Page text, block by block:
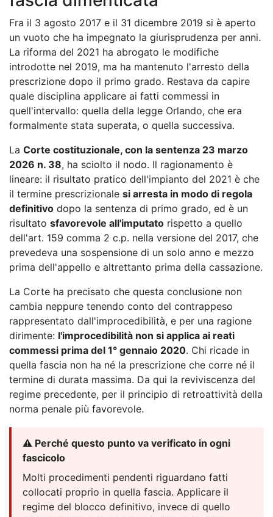
Fra il 3 agosto 2017 e il 31 dicembre 2019 si è aperto
un vuoto che ha impegnato la giurisprudenza per anni.
La riforma del 2021 ha abrogato le modifiche
introdotte nel 2019, ma ha mantenuto l'arresto della
prescrizione dopo il primo grado. Restava da capire
quale disciplina applicare ai fatti commessi in
quell'intervallo: quella della legge Orlando, che era
formalmente stata superata, o quella successiva.
La Corte costituzionale, con la sentenza 23 marzo
2026 n. 38, ha sciolto il nodo. Il ragionamento è
lineare: il risultato pratico dell'impianto del 2021 è che
il termine prescrizionale si arresta in modo di regola
definitivo dopo la sentenza di primo grado, ed è un
risultato sfavorevole all'imputato rispetto a quello
dell'art. 159 comma 2 c.p. nella versione del 2017, che
prevedeva una sospensione di un solo anno e mezzo
prima dell'appello e altrettanto prima della cassazione.
La Corte ha precisato che questa conclusione non
cambia neppure tenendo conto del contrappeso
rappresentato dall'improcedibilità, e per una ragione
dirimente: l'improcedibilità non si applica ai reati
commessi prima del 1° gennaio 2020. Chi ricade in
quella fascia non ha né la prescrizione che corre né il
termine di durata massima. Da qui la reviviscenza del
regime precedente, per il principio di retroattività della
norma penale più favorevole.
⚠️ Perché questo punto va verificato in ogni
fascicolo
Molti procedimenti pendenti riguardano fatti
collocati proprio in quella fascia. Applicare il
regime del blocco definitivo, invece di quello